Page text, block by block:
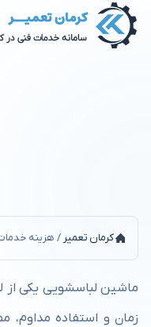
کرمان تعمیر / هزینه
ماشین لباسشویی یکی از
زمان و استفاده مداوم،